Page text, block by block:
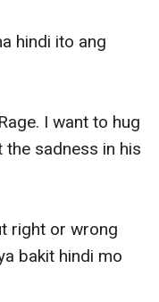
hindi ito ang
I want to hug
the sadness in his
right or wrong
bakit hindi mo